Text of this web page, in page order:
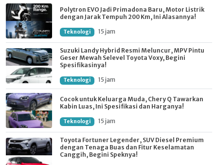
Polytron EVO Jadi Primadona Baru, Motor Listrik
dengan Jarak Tempuh 200 Km, Ini Alasannya!
Teknologi 15 jam
Suzuki Landy Hybrid Resmi Meluncur, MPV Pintu
Geser Mewah Selevel Toyota Voxy, Begini
Spesifikasinya!
Teknologi 15 jam
Cocok untuk Keluarga Muda, Chery Q Tawarkan
Kabin Luas, Ini Spesifikasi dan Harganya!
Teknologi 15 jam
Toyota Fortuner Legender, SUV Diesel Premium
dengan Tenaga Buas dan Fitur Keselamatan
Canggih, Begini Speknya!